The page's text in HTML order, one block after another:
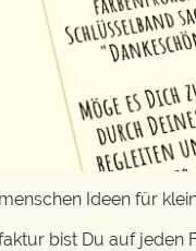
Ideen für
bist Du auf jeden